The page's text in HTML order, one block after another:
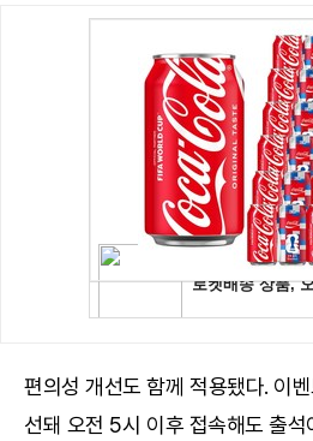
편의성 개선도 함께 적용됐다. 이
선돼 오전 5시 이후 접속해도 출석